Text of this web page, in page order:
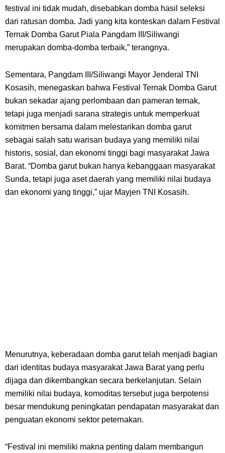
festival ini tidak mudah, disebabkan domba hasil seleksi
dari ratusan domba. Jadi yang kita konteskan dalam Festival
Ternak Domba Garut Piala Pangdam III/Siliwangi
merupakan domba-domba terbaik,” terangnya.
Sementara, Pangdam III/Siliwangi Mayor Jenderal TNI
Kosasih, menegaskan bahwa Festival Ternak Domba Garut
bukan sekadar ajang perlombaan dan pameran ternak,
tetapi juga menjadi sarana strategis untuk memperkuat
komitmen bersama dalam melestarikan domba garut
sebagai salah satu warisan budaya yang memiliki nilai
historis, sosial, dan ekonomi tinggi bagi masyarakat Jawa
Barat. “Domba garut bukan hanya kebanggaan masyarakat
Sunda, tetapi juga aset daerah yang memiliki nilai budaya
dan ekonomi yang tinggi,” ujar Mayjen TNI Kosasih.
Menurutnya, keberadaan domba garuttelah menjadi bagian
dari identitas budaya masyarakat Jawa Barat yang perlu
dijaga dan dikembangkan secara berkelanjutan. Selain
memiliki nilai budaya, komoditas tersebut juga berpotensi
besar mendukung peningkatan pendapatan masyarakat dan
penguatan ekonomi sektor peternakan.
“Festival ini memiliki makna penting dalam membangun